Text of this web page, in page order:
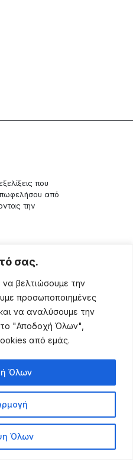
σας.
να βελτιώσουμε την
προσωποποιημένες
να αναλύσουμε την
"Αποδοχή Όλων",
από εμάς.
Όλων
Όλων
που
από
την